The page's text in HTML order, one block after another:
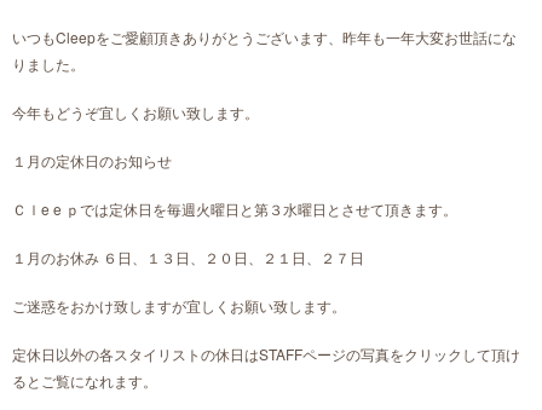
いつもCleepをご愛顧頂きありがとうございます、昨年も一年大変お世話にな
りました。
今年もどうぞ宜しくお願い致します。
１月の定休日のお知らせ
Ｃｌe e ｐでは定休日を毎週火曜日と第３水曜日とさせて頂きます。
１月のお休み ６日、１３日、２０日、２１日、２７日
ご迷惑をおかけ致しますが宜しくお願い致します。
定休日以外の各スタイリストの休日はSTAFFページの写真をクリックして頂け
るとご覧になれます。